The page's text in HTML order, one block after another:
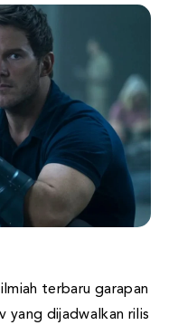
terbaru garapan
yang dijadwalkan rilis